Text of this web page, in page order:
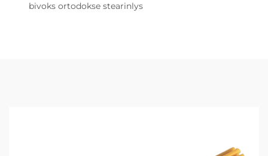
bivoks ortodokse stearinlys